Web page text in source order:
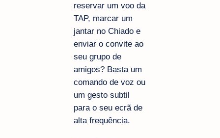
reservar um voo da
TAP, marcar um
jantar no Chiado e
enviar o convite ao
seu grupo de
amigos? Basta um
comando de voz ou
um gesto subtil
para o seu ecrã de
alta frequência.